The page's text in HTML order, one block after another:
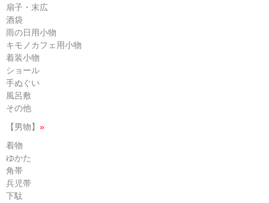
扇子・末広
酒袋
雨の日用小物
キモノカフェ用小物
着装小物
ショール
手ぬぐい
風呂敷
その他
【男物】 »
着物
ゆかた
角帯
兵児帯
下駄